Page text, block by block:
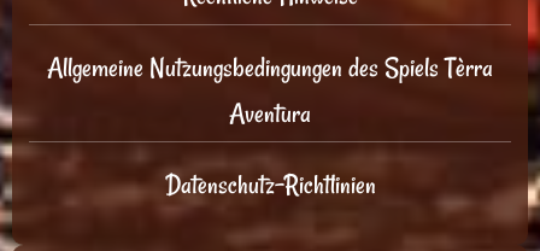
Allgemeine Nutzungsbedingungen des Spiels Tèrra
Aventura
Datenschutz-Richtlinien